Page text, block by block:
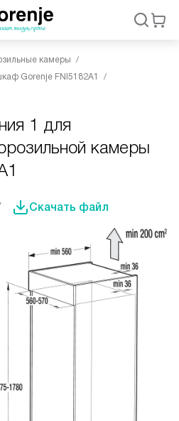
камеры
Gorenje FNI5182A1
1 для
камеры
Скачать файл